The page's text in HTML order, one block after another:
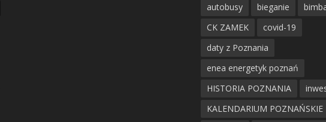
autobusy bieganie
CK ZAMEK
covid-19
daty z Poznania
enea energetyk poznań
HISTORIA POZNANIA
KALENDARIUM POZNAŃSKIE